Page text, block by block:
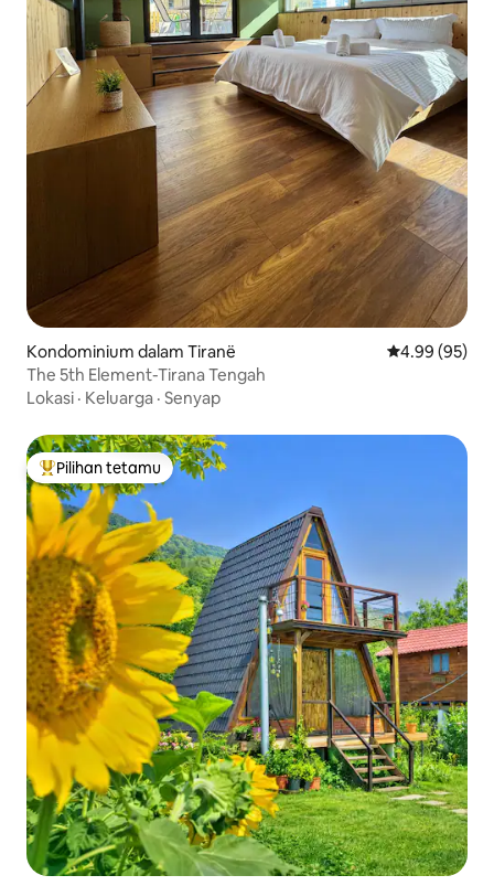
Kondominium dalam Tiranë Penarafan
4.99 (95)
The 5th Element-Tirana Tengah
Lokasi · Keluarga · Senyap
Pilihan utama tetamu
Pilihan tetamu